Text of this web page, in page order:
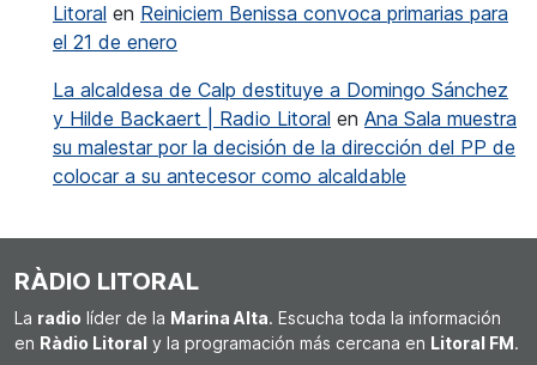
Litoral en Reiniciem Benissa convoca primarias para
el 21 de enero
La alcaldesa de Calp destituye a Domingo Sánchez
y Hilde Backaert | Radio Litoral en Ana Sala muestra
su malestar por la decisión de la dirección del PP de
colocar a su antecesor como alcaldable
RÀDIO LITORAL
La radio líder de la Marina Alta. Escucha toda la información
en Ràdio Litoral y la programación más cercana en Litoral FM .